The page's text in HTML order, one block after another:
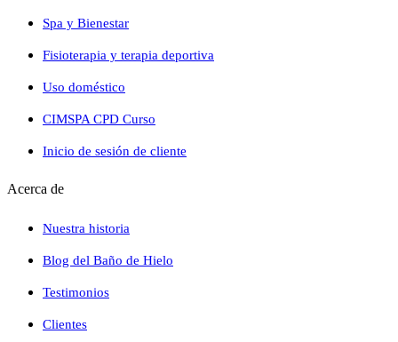
Spa y Bienestar
Fisioterapia y terapia deportiva
Uso doméstico
CIMSPA CPD Curso
Inicio de sesión de cliente
Acerca de
Nuestra historia
Blog del Baño de Hielo
Testimonios
Clientes